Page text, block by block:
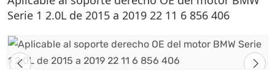
Serie 1 2.0L de 2015 a 2019 22 11 6 856 406